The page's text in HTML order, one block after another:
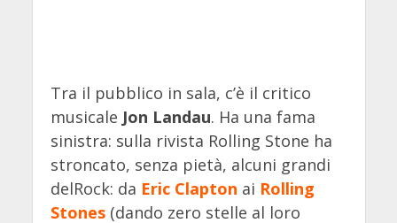
Tra il pubblico in sala, c’è il critico
musicale Jon Landau. Ha una fama
sinistra: sulla rivista Rolling Stone ha
stroncato, senza pietà, alcuni grandi
delRock: da Eric Clapton ai Rolling
Stones(dando zero stelle al loro